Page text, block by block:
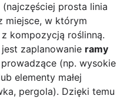
prosta linia
miejsce, w którym
kompozycją roślinną.
zaplanowanie ramy
(np. wysokie
elementy małej
pergola). Dzięki temu